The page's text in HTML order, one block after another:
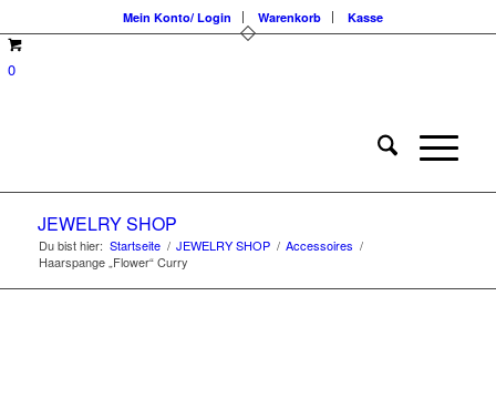
Mein Konto/ Login Warenkorb Kasse
0
JEWELRY SHOP
Du bist hier: Startseite / JEWELRY SHOP / Accessoires /
Haarspange „Flower“ Curry